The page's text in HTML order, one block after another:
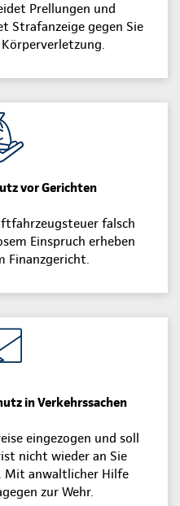
Prellungen und
Strafanzeige gegen Sie
vor Gerichten
falsch
Einspruch erheben
Finanzgericht.
in Verkehrssachen
eingezogen und soll
nicht wieder an Sie
Mit anwaltlicher Hilfe
zur Wehr.